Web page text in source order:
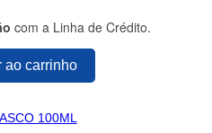
com a Linha de Crédito.
ao carrinho
100ML